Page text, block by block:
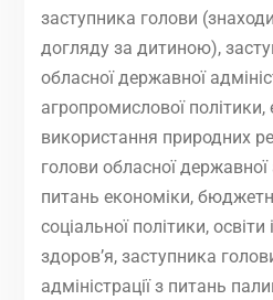
заступника голови
догляду за дитиною),
обласної державної
агропромислової політики,
використання природних
голови обласної державної
питань економіки,
соціальної політики,
здоров’я, заступника
адміністрації з питань